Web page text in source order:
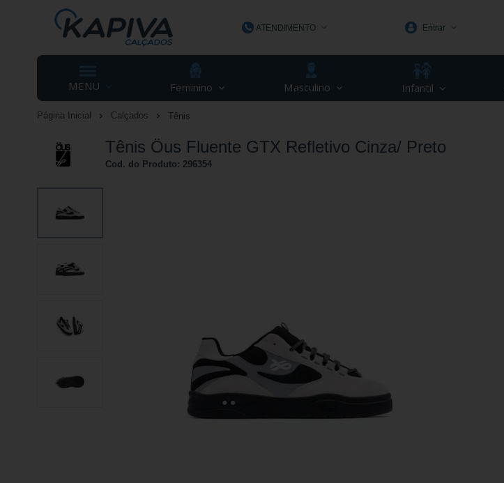
ATENDIMENTO
(48) 3623-1991
Entrar
MENU Feminino Masculino Infantil
Página Inicial Calçados Tênis
Tênis Öus Fluente GTX Refletivo Cinza/ Preto
Cod. do Produto: 296354